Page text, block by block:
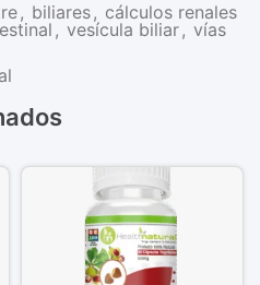
, biliares, cálculos renales
, vesícula biliar, vías